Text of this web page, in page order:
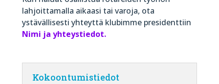
lahjoittamalla aikaasi tai varoja, ota
ystävällisesti yhteyttä klubimme presidenttiin
Nimi ja yhteystiedot.
Kokoontumistiedot